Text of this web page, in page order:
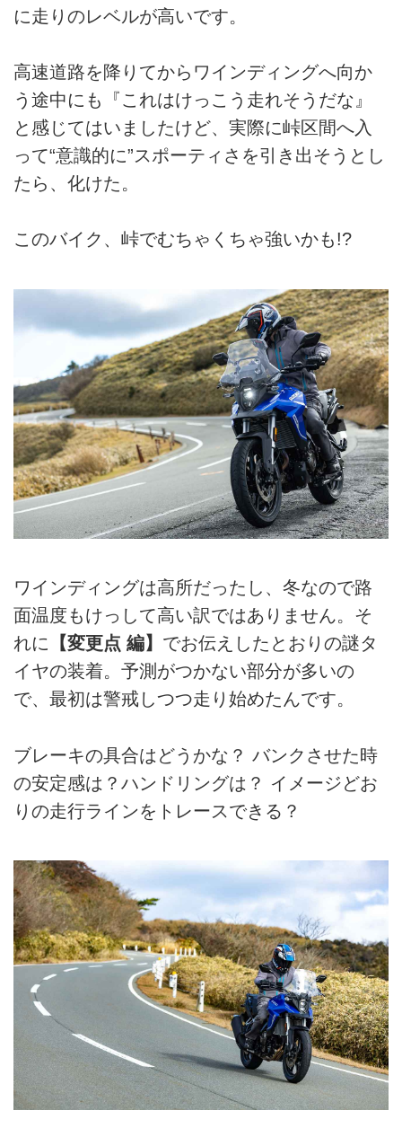
に走りのレベルが高いです。
高速道路を降りてからワインディングへ向か
う途中にも『これはけっこう走れそうだな』
と感じてはいましたけど、実際に峠区間へ入
って“意識的に”スポーティさを引き出そうとし
たら、化けた。
このバイク、峠でむちゃくちゃ強いかも!?
ワインディングは高所だったし、冬なので路
面温度もけっして高い訳ではありません。そ
れに 【変更点 編】 でお伝えしたとおりの謎タ
イヤの装着。予測がつかない部分が多いの
で、最初は警戒しつつ走り始めたんです。
ブレーキの具合はどうかな？ バンクさせた時
の安定感は？ハンドリングは？ イメージどお
りの走行ラインをトレースできる？